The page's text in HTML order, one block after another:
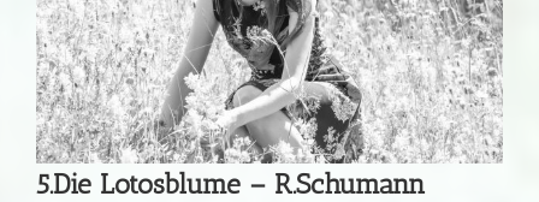
5.Die Lotosblume – R.Schumann